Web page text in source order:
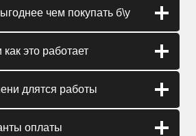
чем покупать б\у
как это работает
длятся работы
оплаты